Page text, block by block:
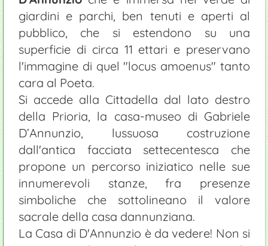
giardini e parchi, ben tenuti e aperti al
pubblico, che si estendono su una
superficie di circa 11 ettari e preservano
l'immagine di quel "locus amoenus" tanto
cara al Poeta.
Si accede alla Cittadella dal lato destro
della Prioria, la casa-museo di Gabriele
D’Annunzio, lussuosa costruzione
dall'antica facciata settecentesca che
propone un percorso iniziatico nelle sue
innumerevoli stanze, fra presenze
simboliche che sottolineano il valore
sacrale della casa dannunziana.
La Casa di D'Annunzio è da vedere! Non si